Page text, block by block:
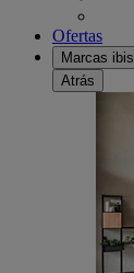
Ofertas
Marcas ibis
Atrás